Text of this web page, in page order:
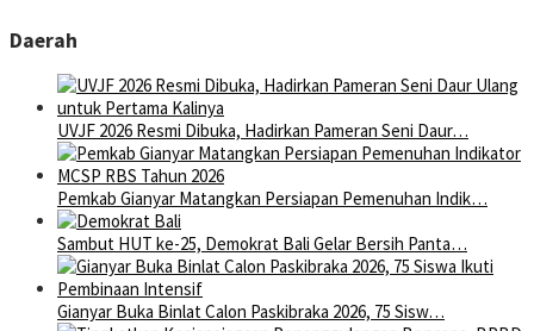
Daerah
UVJF 2026 Resmi Dibuka, Hadirkan Pameran Seni Daur…
Pemkab Gianyar Matangkan Persiapan Pemenuhan Indik…
Sambut HUT ke-25, Demokrat Bali Gelar Bersih Panta…
Gianyar Buka Binlat Calon Paskibraka 2026, 75 Sisw…